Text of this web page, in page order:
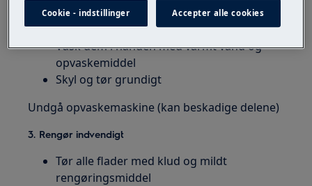
2. Tag hylder og skuffer ud
Vask dem i hånden med varmt vand og
opvaskemiddel
Skyl og tør grundigt
Undgå opvaskemaskine (kan beskadige delene)
3. Rengør indvendigt
Tør alle flader med klud og mildt
rengøringsmiddel
Cookie - indstillinger Accepter alle cookies